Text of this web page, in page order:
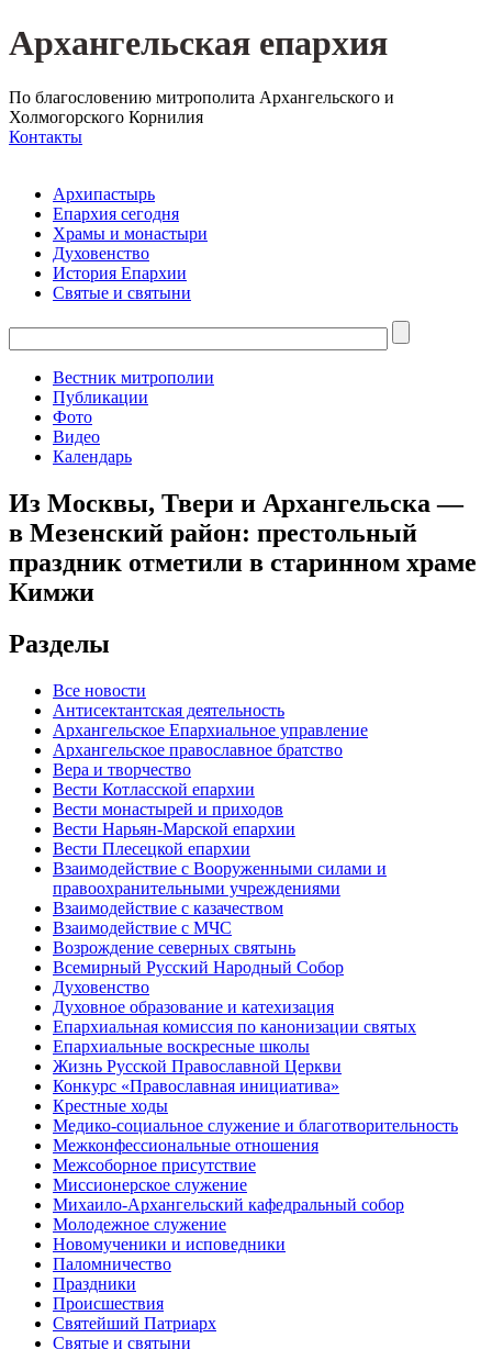
Архангельская епархия
По благословению митрополита Архангельского и
Холмогорского Корнилия
Контакты
Архипастырь
Епархия сегодня
Храмы и монастыри
Духовенство
История Епархии
Святые и святыни
Вестник митрополии
Публикации
Фото
Видео
Календарь
Из Москвы, Твери и Архангельска —
в Мезенский район: престольный
праздник отметили в старинном храме
Кимжи
Разделы
Все новости
Антисектантская деятельность
Архангельское Епархиальное управление
Архангельское православное братство
Вера и творчество
Вести Котласской епархии
Вести монастырей и приходов
Вести Нарьян-Марской епархии
Вести Плесецкой епархии
Взаимодействие с Вооруженными силами и
правоохранительными учреждениями
Взаимодействие с казачеством
Взаимодействие с МЧС
Возрождение северных святынь
Всемирный Русский Народный Собор
Духовенство
Духовное образование и катехизация
Епархиальная комиссия по канонизации святых
Епархиальные воскресные школы
Жизнь Русской Православной Церкви
Конкурс «Православная инициатива»
Крестные ходы
Медико-социальное служение и благотворительность
Межконфессиональные отношения
Межсоборное присутствие
Миссионерское служение
Михаило-Архангельский кафедральный собор
Молодежное служение
Новомученики и исповедники
Паломничество
Праздники
Происшествия
Святейший Патриарх
Святые и святыни